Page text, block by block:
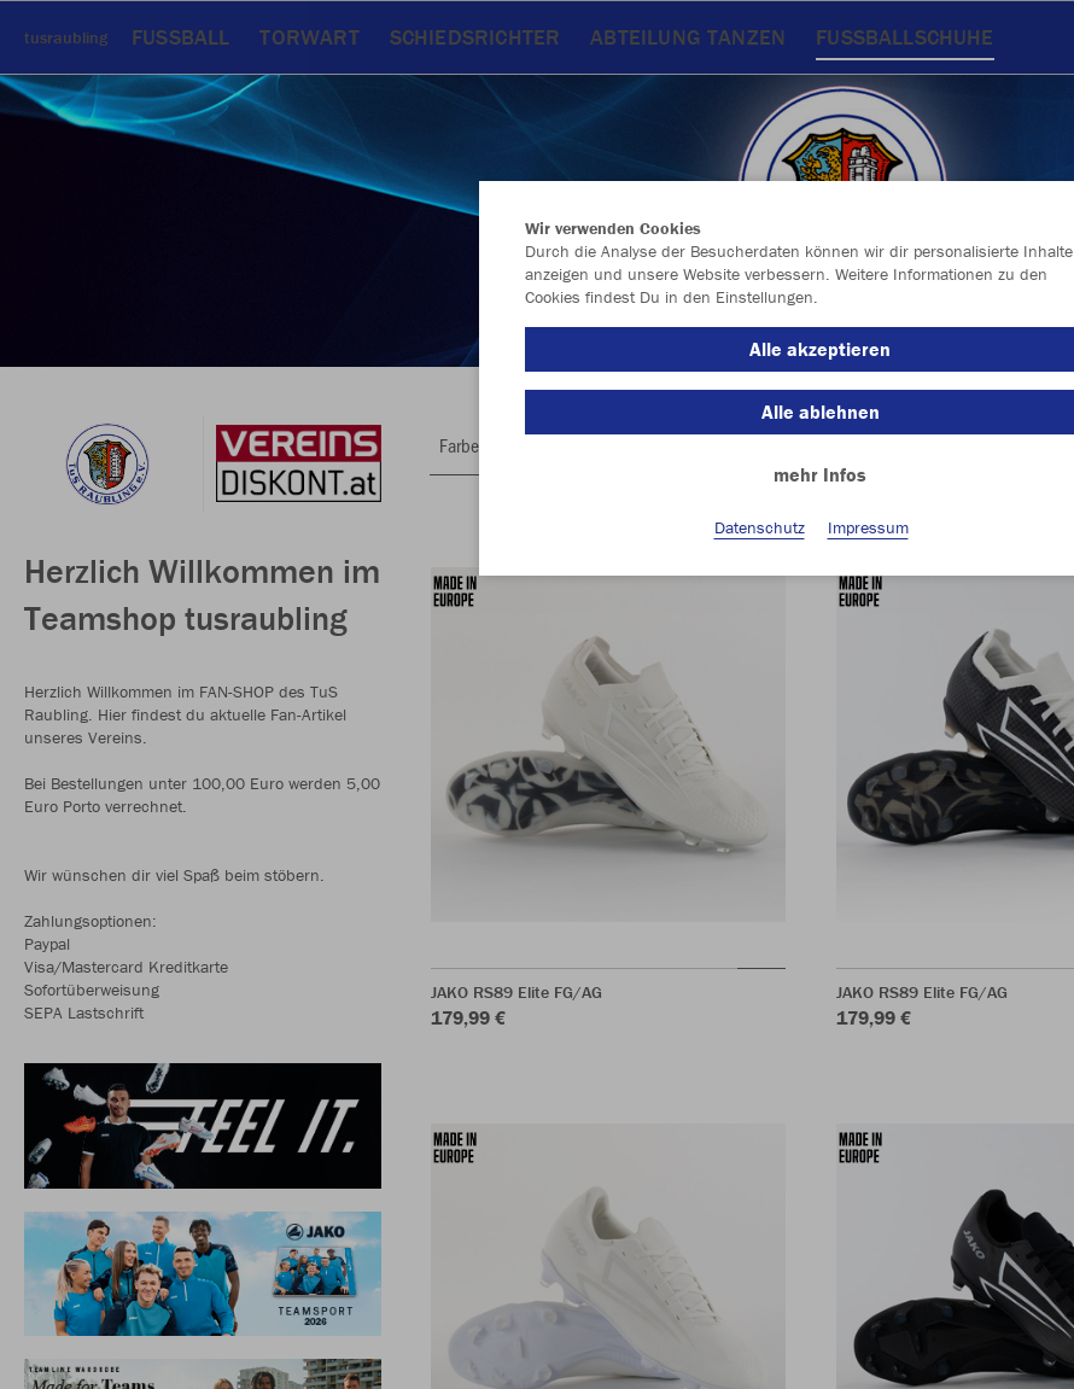
tusraubling FUSSBALL TORWART SCHIEDSRICHTER ABTEILUNG TANZEN FUSSBALLSCHUHE
Herzlich Willkommen im
Teamshop tusraubling
Herzlich Willkommen im FAN-SHOP des TuS
Raubling. Hier findest du aktuelle Fan-Artikel
unseres Vereins.
Bei Bestellungen unter 100,00 Euro werden 5,00
Euro Porto verrechnet.
Wir wünschen dir viel Spaß beim stöbern.
Zahlungsoptionen:
Paypal
Visa/Mastercard Kreditkarte
Sofortüberweisung
SEPA Lastschrift
Farbe
JAKO RS89 Elite FG/AG
179,99 €
JAKO RS89 Elite FG/AG
179,99 €
Wir verwenden Cookies
Durch die Analyse der Besucherdaten können wir dir personalisierte Inhalte
anzeigen und unsere Website verbessern. Weitere Informationen zu den
Cookies findest Du in den Einstellungen.
Alle akzeptieren
Alle ablehnen
mehr Infos
Datenschutz Impressum